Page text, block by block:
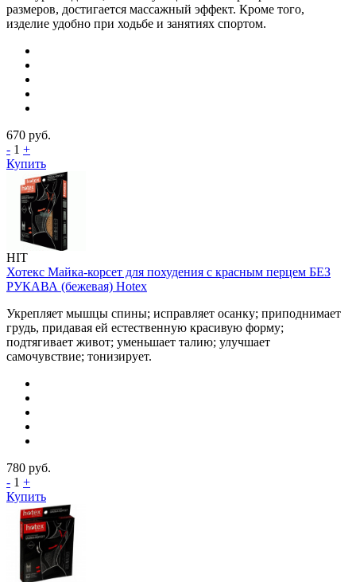
размеров, достигается массажный эффект. Кроме того,
изделие удобно при ходьбе и занятиях спортом.
670 руб.
- 1 +
Купить
HIT
Хотекс Майка-корсет для похудения с красным перцем БЕЗ
РУКАВА (бежевая) Hotex
Укрепляет мышцы спины; исправляет осанку; приподнимает
грудь, придавая ей естественную красивую форму;
подтягивает живот; уменьшает талию; улучшает
самочувствие; тонизирует.
780 руб.
- 1 +
Купить